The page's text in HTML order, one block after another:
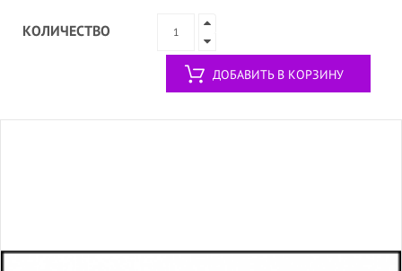
КОЛИЧЕСТВО
ДОБАВИТЬ В КОРЗИНУ